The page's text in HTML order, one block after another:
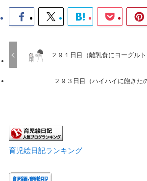
２９１日目（離乳食にヨーグルト
２９３日目（ハイハイに飽きた
育児絵日記ランキング